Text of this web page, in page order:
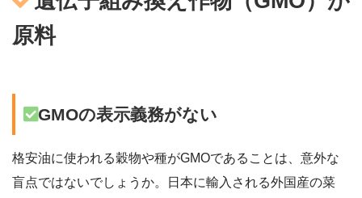
原料
GMOの表示義務がない
格安油に使われる穀物や種がGMOであることは、意外な
盲点ではないでしょうか。日本に輸入される外国産の菜